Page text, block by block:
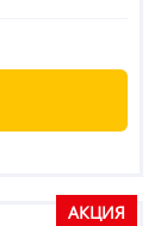
АКЦИЯ